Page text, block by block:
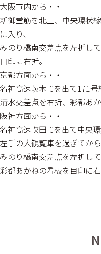
大阪市内から・・
新御堂筋を北上、中央環状
に入り、
みのり橋南交差点を左折し
目印に右折。
京都方面から・・
名神高速茨木ICを出て171号
清水交差点を右折、彩都あ
阪神方面から・・
名神高速吹田ICを出て中央
左手の大観覧車を過ぎてか
みのり橋南交差点を左折して
彩都あかねの看板を目印に右